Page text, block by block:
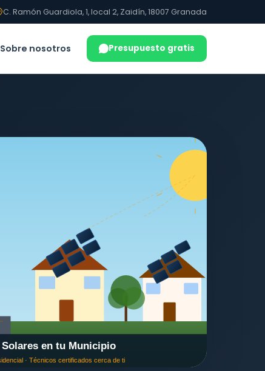
C. Ramón Guardiola, 1, local 2, Zaidín, 18007 Granada
Sobre nosotros Presupuesto gratis